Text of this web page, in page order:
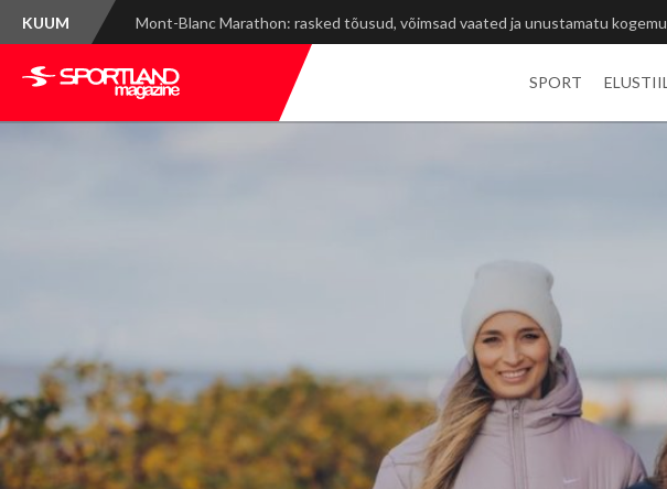
KUUM Spordinädala kokkuvõte: WRC Delfi Rally Estonia ja tiitlivõistluste medalid
SPORT ELUSTIIL